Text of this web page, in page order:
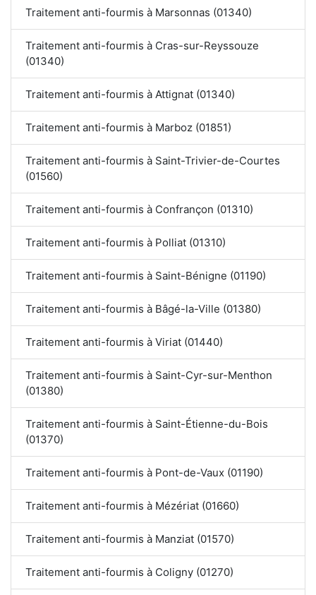
Traitement anti-fourmis à Marsonnas (01340)
Traitement anti-fourmis à Cras-sur-Reyssouze
(01340)
Traitement anti-fourmis à Attignat (01340)
Traitement anti-fourmis à Marboz (01851)
Traitement anti-fourmis à Saint-Trivier-de-Courtes
(01560)
Traitement anti-fourmis à Confrançon (01310)
Traitement anti-fourmis à Polliat (01310)
Traitement anti-fourmis à Saint-Bénigne (01190)
Traitement anti-fourmis à Bâgé-la-Ville (01380)
Traitement anti-fourmis à Viriat (01440)
Traitement anti-fourmis à Saint-Cyr-sur-Menthon
(01380)
Traitement anti-fourmis à Saint-Étienne-du-Bois
(01370)
Traitement anti-fourmis à Pont-de-Vaux (01190)
Traitement anti-fourmis à Mézériat (01660)
Traitement anti-fourmis à Manziat (01570)
Traitement anti-fourmis à Coligny (01270)